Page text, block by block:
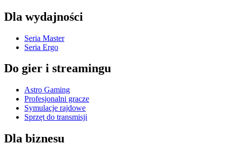
Dla wydajności
Seria Master
Seria Ergo
Do gier i streamingu
Astro Gaming
Profesjonalni gracze
Symulacje rajdowe
Sprzęt do transmisji
Dla biznesu